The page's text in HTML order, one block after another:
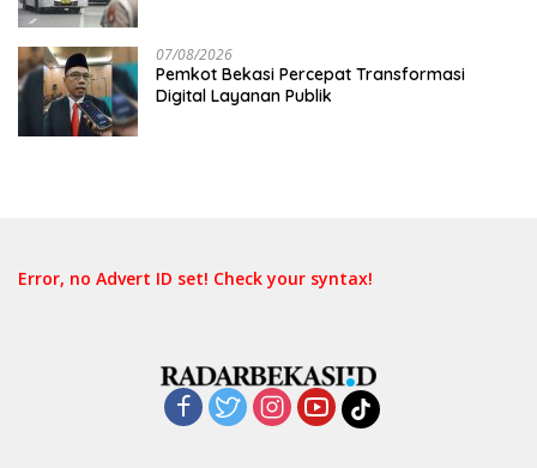
07/08/2026
Pemkot Bekasi Percepat Transformasi
Digital Layanan Publik
Error, no Advert ID set! Check your syntax!